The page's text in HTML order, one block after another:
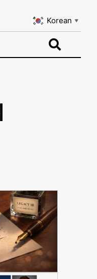
Korean ▼